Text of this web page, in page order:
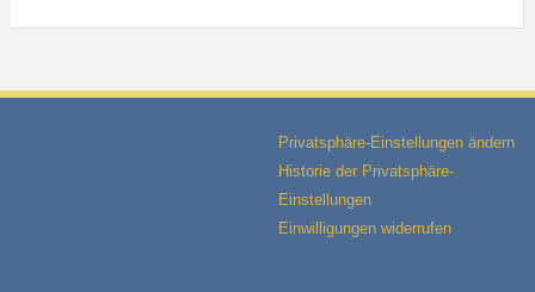
Privatsphäre-Einstellungen ändern
Historie der Privatsphäre-
Einstellungen
Einwilligungen widerrufen